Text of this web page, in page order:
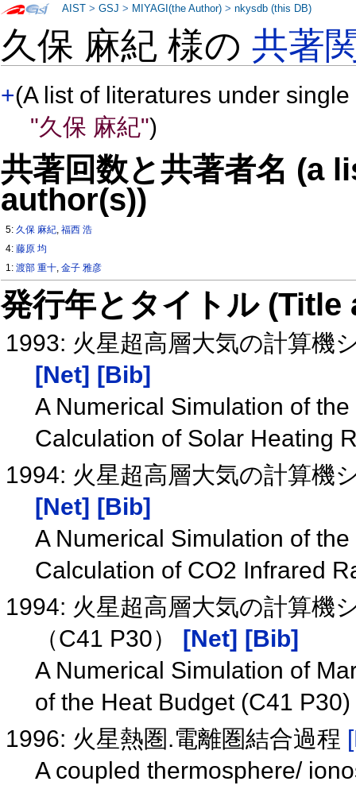
久保 麻紀 様の共著
+(A list of literatures under
"久保 麻紀")
共著回数と共著者名 (a
author(s))
5: 久保 麻紀,福西 浩
4:藤原 均
1:渡部 重十,金子 雅彦
発行年とタイトル
1993: 火星超高層大気の計算機
[Net] [Bib]
A Numerical Simulation of
Calculation of Solar Heating
1994: 火星超高層大気の計算機
[Net] [Bib]
A Numerical Simulation of
Calculation of CO2 Infrared
1994: 火星超高層大気の計算機
（C41 P30）
[Net] [Bib]
A Numerical Simulation of
of the Heat Budget (C41 P30)
1996: 火星熱圏.電離圏結合過程
A coupled thermosphere/
AIST >GSJ > MIYAGI(the Author) >nkysdb (this DB)